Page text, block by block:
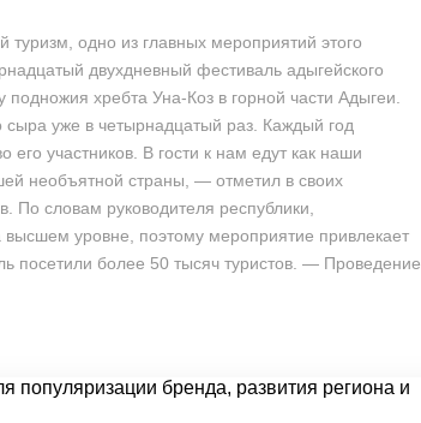
туризм, одно из главных мероприятий этого
двухдневный фестиваль адыгейского
хребта Уна-Коз в горной части Адыгеи.
уже в четырнадцатый раз. Каждый год
его участников. В гости к нам едут как наши
необъятной страны, — отметил в своих
По словам руководителя республики,
уровне, поэтому мероприятие привлекает
посетили более 50 тысяч туристов. — Проведение